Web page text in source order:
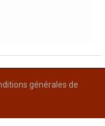
générales de